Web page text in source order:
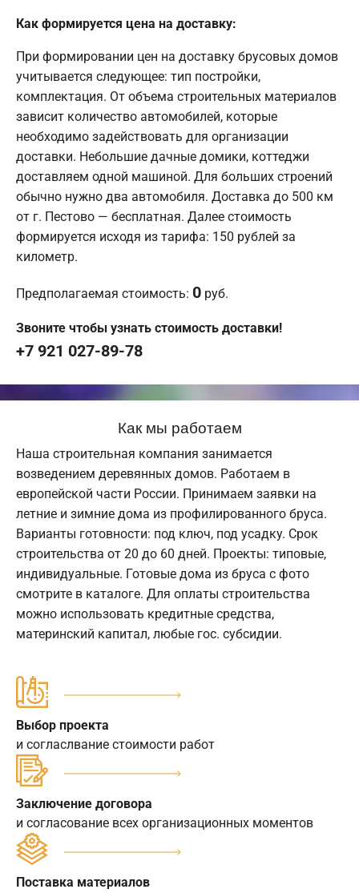
Как формируется цена на доставку:
При формировании цен на доставку брусовых домов
учитывается следующее: тип постройки,
комплектация. От объема строительных материалов
зависит количество автомобилей, которые
необходимо задействовать для организации
доставки. Небольшие дачные домики, коттеджи
доставляем одной машиной. Для больших строений
обычно нужно два автомобиля. Доставка до 500 км
от г. Пестово — бесплатная. Далее стоимость
формируется исходя из тарифа: 150 рублей за
километр.
Предполагаемая стоимость: 0 руб.
Звоните чтобы узнать стоимость доставки!
+7 921 027-89-78
Как мы работаем
Наша строительная компания занимается
возведением деревянных домов. Работаем в
европейской части России. Принимаем заявки на
летние и зимние дома из профилированного бруса.
Варианты готовности: под ключ, под усадку. Срок
строительства от 20 до 60 дней. Проекты: типовые,
индивидуальные. Готовые дома из бруса с фото
смотрите в каталоге. Для оплаты строительства
можно использовать кредитные средства,
материнский капитал, любые гос. субсидии.
Выбор проекта
и согласлвание стоимости работ
Заключение договора
и согласование всех организационных моментов
Поставка материалов